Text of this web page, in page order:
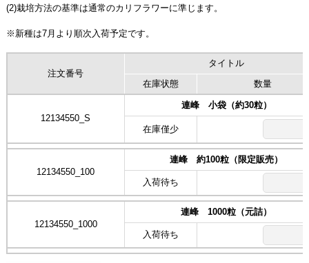
(2)栽培方法の基準は通常のカリフラワーに準じます。
※新種は7月より順次入荷予定です。
注文番号
タイトル
在庫状態
数量
12134550_S
連峰 小袋（約30粒）
在庫僅少
12134550_100
連峰 約100粒（限定販売）
入荷待ち
12134550_1000
連峰 1000粒（元詰）
入荷待ち